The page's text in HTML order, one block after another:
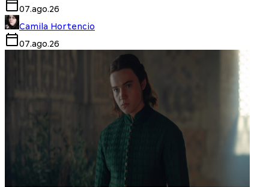
07.ago.26
Camila Hortencio
07.ago.26